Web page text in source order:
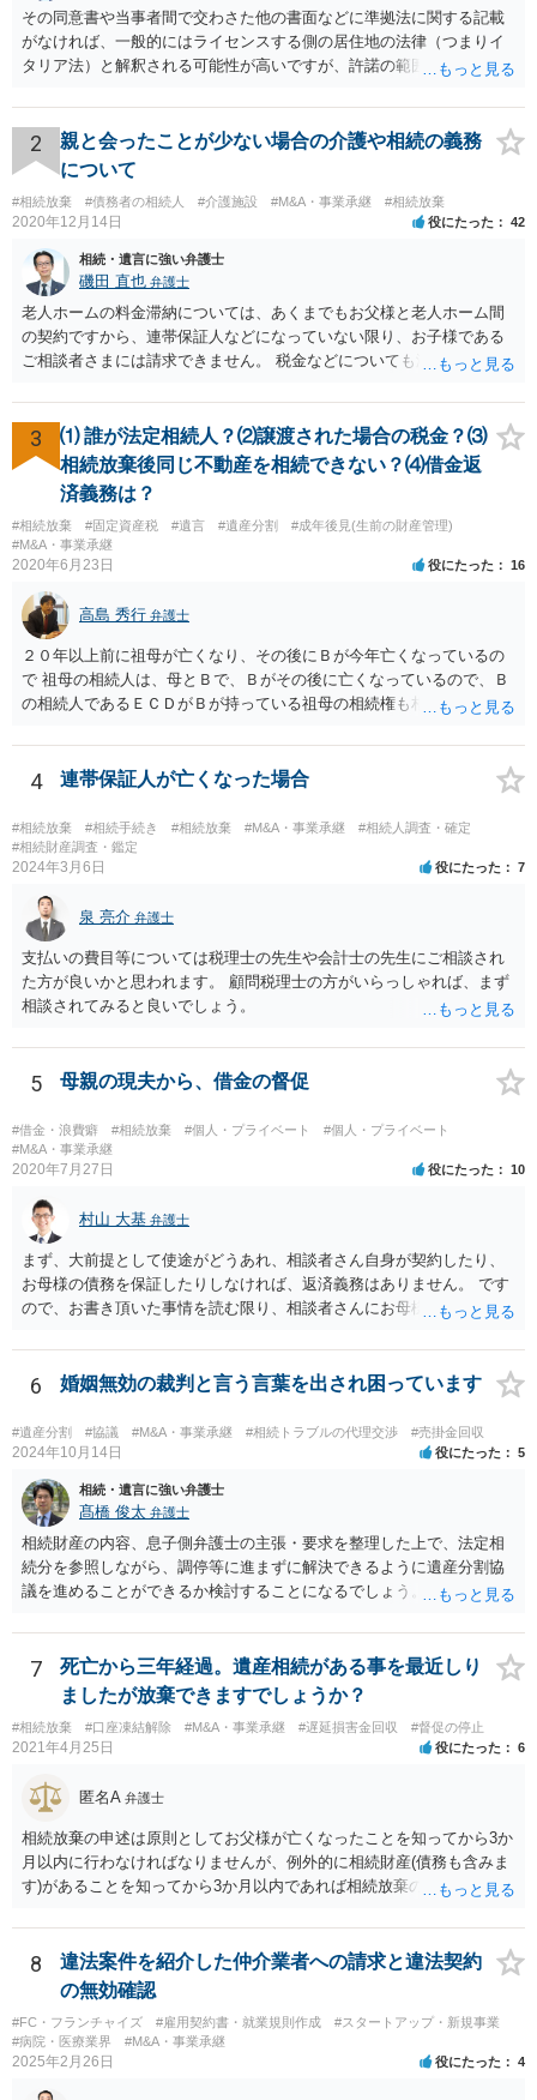
その同意書や当事者間で交わさた他の書面などに準拠法に関する記載
がなければ、一般的にはライセンスする側の居住地の法律（つまりイ
タリア法）と解釈される可能性が高いですが、許諾の範囲が日本国内
あります。 なお、仮に日本法になるとしても、新しい会社との間で契
約が有効かどうかは、ライセンスされた権利の種類（著作権、商標
権、特許権など）や契約の時期などを見て判断する必要があります。
いずれにせよ具体的事情が分からないと確定的な回答は難しいと思わ
れますので、弁護士に直接相談されることをお勧めします。
2
親と会ったことが少ない場合の介護や相続の義務
について
#相続放棄 #債務者の相続人 #介護施設 #M&A・事業承継 #相続放棄
2020年12月14日 役にたった 42
相続・遺言に強い弁護士
磯田 直也 弁護士
老人ホームの料金滞納については、あくまでもお父様と老人ホーム間
の契約ですから、連帯保証人などになっていない限り、お子様である
ご相談者さまには請求できません。 税金などについても滞納している
護受給の際に扶養できないかという連絡が役所から来ますが、できな
い旨回答すればそれまでです。 相続が開始した場合については先述の
通りです。 民法上の扶養義務はご相談者さまがお考えのほど強いもの
ではありません。 あくまでも、余力の範囲で認められるものです。 親
の介護は子供がみるという民法の条文はありません。 また、親に対す
る扶養義務は配偶者や子に対する扶養義務に比べて弱いものです。 生
まれてすぐ両親が離婚し、その後会っていなかったという事情も、扶
養義務の順位を下げる一つの理由になります。
3
⑴ 誰が法定相続人？⑵譲渡された場合の税金？⑶
相続放棄後同じ不動産を相続できない？⑷借金返
済義務は？
#相続放棄 #固定資産税 #遺言 #遺産分割
#成年後見(生前の財産管理)
#M&A・事業承継
2020年6月23日 役にたった 16
高島 秀行 弁護士
２０年以上前に祖母が亡くなり、その後にＢが今年亡くなっているの
で 祖母の相続人は、母とＢで、Ｂがその後に亡くなっているので、Ｂ
の相続人であるＥＣＤがＢが持っている祖母の相続権も相続すること
Ｅも行う必要があります。 Ｂの配偶者であるＥは常にＢの相続人とな
ります。
4 連帯保証人が亡くなった場合
#相続放棄 #相続手続き #相続放棄 #M&A・事業承継
#相続人調査・確定
#相続財産調査・鑑定
2024年3月6日 役にたった 7
泉 亮介 弁護士
支払いの費目等については税理士の先生や会計士の先生にご相談され
た方が良いかと思われます。 顧問税理士の方がいらっしゃれば、まず
相談されてみると良いでしょう。
5 母親の現夫から、借金の督促
#借金・浪費癖 #相続放棄 #個人・プライベート
#個人・プライベート
#M&A・事業承継
2020年7月27日 役にたった 10
村山 大基 弁護士
まず、大前提として使途がどうあれ、相談者さん自身が契約したり、
お母様の債務を保証したりしなければ、返済義務はありません。 です
ので、お書き頂いた事情を読む限り、相談者さんにお母様の現夫への
も法律相談に行けば同趣旨のことを回答されるので、裁判まではしな
いと思います） ・借りたのは母なので、私は支払いませんと伝える あ
6 婚姻無効の裁判と言う言葉を出され困っています
#遺産分割 #協議 #M&A・事業承継 #相続トラブルの代理交渉 #売掛金回収
2024年10月14日 役にたった 5
相続・遺言に強い弁護士
髙橋 俊太 弁護士
相続財産の内容、息子側弁護士の主張・要求を整理した上で、法定相
続分を参照しながら、調停等に進まずに解決できるように遺産分割協
議を進めることができるか検討することになるでしょう。少なくとも
遺産をまとめて現金でくれ】という要求に応じる必要はありません。
7
死亡から三年経過。遺産相続がある事を最近しり
ましたが放棄できますでしょうか？
#相続放棄 #口座凍結解除 #M&A・事業承継 #遅延損害金回収 #督促の停止
2021年4月25日 役にたった 6
匿名A 弁護士
相続放棄の申述は原則としてお父様が亡くなったことを知ってから3か
月以内に行わなければなりませんが、例外的に相続財産(債務も含みま
す)があることを知ってから3か月以内であれば相続放棄の申述が認め
したら、早急に家裁に行って相続放棄の申述をしたい旨告げて必要な
書類を提出されることをおすすめいたします。 なお、お父様の債務が
他にもあるかもしれないというリスクを考えますと、相続放棄の申述
にあたっては、法テラスの無料相談等を利用して弁護士に相談するこ
とも十分考えられるかと存じます。また、ご記載いただいた事実関係
を拝見するかぎり、再婚相手のかたは既に相続放棄をされている可能
8
違法案件を紹介した仲介業者への請求と違法契約
の無効確認
#FC・フランチャイズ #雇用契約書・就業規則作成
#スタートアップ・新規事業
#病院・医療業界
#M&A・事業承継
2025年2月26日 役にたった 4